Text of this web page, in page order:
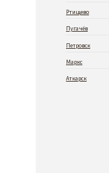
Ртищево
Пугачёв
Петровск
Маркс
Аткарск